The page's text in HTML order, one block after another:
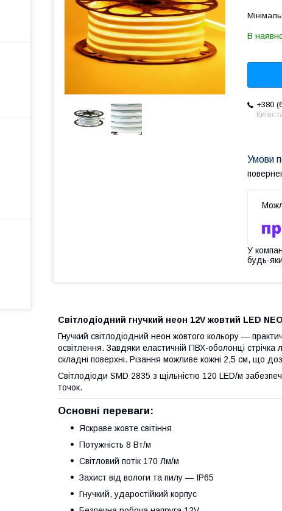
В
+380
У
будь-
Світлодіодний гнучкий неон 12V жовтий LED
Гнучкий світлодіодний неон жовтого кольору —
освітлення. Завдяки еластичній ПВХ-оболонці
складні поверхні. Різання можливе кожні 2,5 см, що
Світлодіоди SMD 2835 з щільністю 120 LED/м
точок.
Основні переваги:
Яскраве жовте світіння
Потужність 8 Вт/м
Світловий потік 170 Лм/м
Захист від вологи та пилу — IP65
Гнучкий, ударостійкий корпус